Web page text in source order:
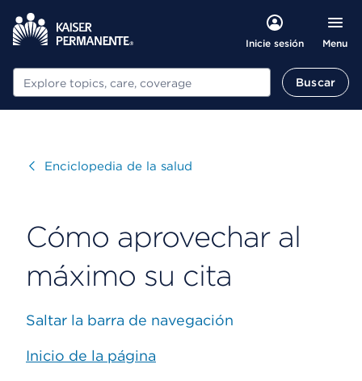
Inicie sesión Menu
Buscar Buscar
Visitar
Enciclopedia de la salud
Cómo aprovechar al
máximo su cita
Saltar la barra de navegación
Inicio de la página